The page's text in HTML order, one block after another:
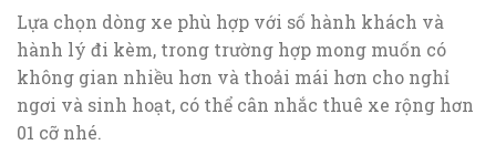
Lựa chọn dòng xe phù hợp với số hành khách và
hành lý đi kèm, trong trường hợp mong muốn có
không gian nhiều hơn và thoải mái hơn cho nghỉ
ngơi và sinh hoạt, có thể cân nhắc thuê xe rộng hơn
01 cỡ nhé.